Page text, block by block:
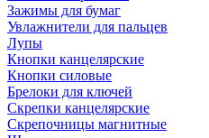
Зажимы для бумаг
Увлажнители для пальцев
Лупы
Кнопки канцелярские
Кнопки силовые
Брелоки для ключей
Скрепки канцелярские
Скрепочницы магнитные